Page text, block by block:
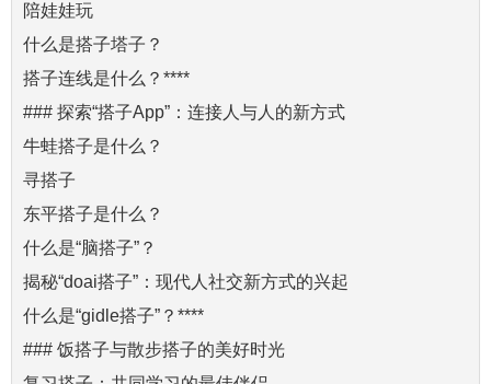
陪娃娃玩
什么是搭子塔子？
搭子连线是什么？****
### 探索“搭子App”：连接人与人的新方式
牛蛙搭子是什么？
寻搭子
东平搭子是什么？
什么是“脑搭子”？
揭秘“doai搭子”：现代人社交新方式的兴起
什么是“gidle搭子”？****
### 饭搭子与散步搭子的美好时光